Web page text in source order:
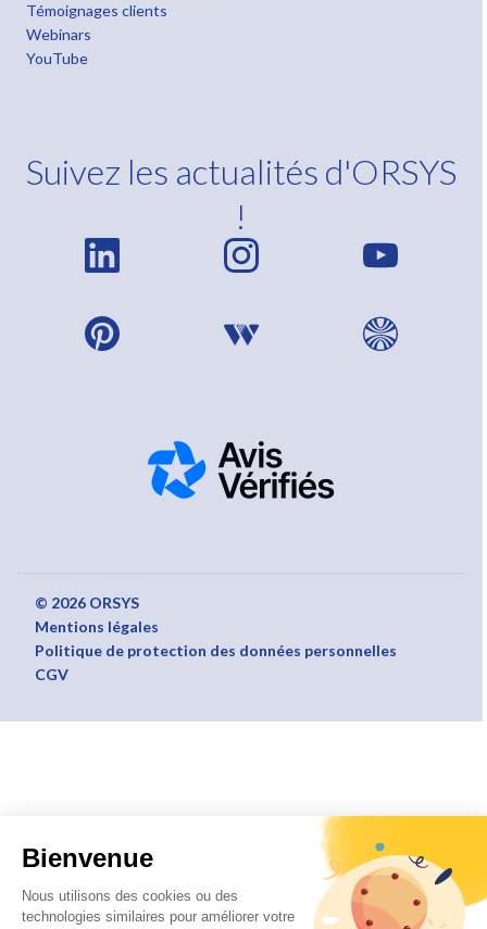
Bienvenue
Nous utilisons des cookies ou des
technologies similaires pour améliorer votre
Témoignages clients
Webinars
YouTube
Suivez les actualités d'ORSYS
!
© 2026 ORSYS
Mentions légales
Politique de protection des données personnelles
CGV